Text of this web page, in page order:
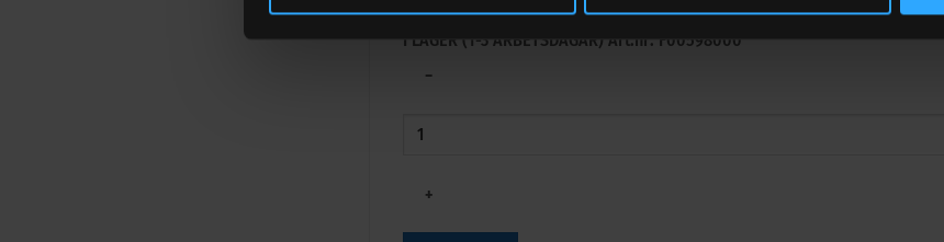
38 172krExkl moms
I LAGER (1-3 ARBETSDAGAR)Art.nr: F00598000
−
+